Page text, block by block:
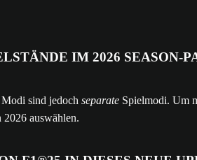
IM 2026 SEASON-
sind jedoch separate Spielmodi. Um
2026 auswählen.